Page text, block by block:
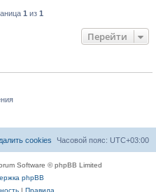
1 из 1
Перейти
Часовой пояс: UTC+03:00
cookies
Software © phpBB Limited
phpBB
| Правила